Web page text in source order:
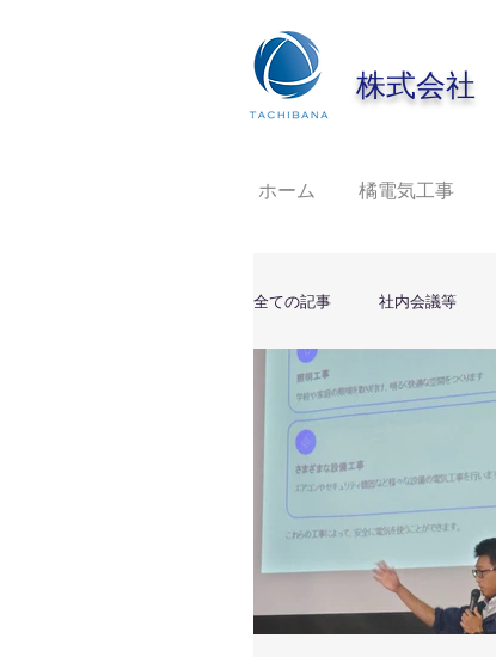
株式会社
ホーム 橘電気工事
全ての記事 社内会議等
工事